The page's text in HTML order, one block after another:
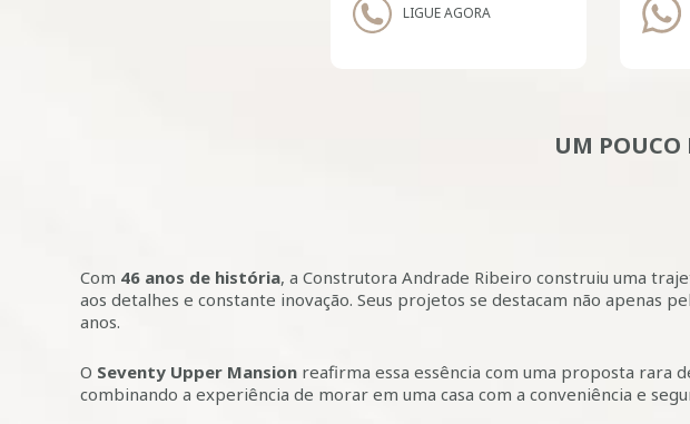
LIGUE AGORA
UM POUCO
Com 46 anos de história, a Construtora Andrade Ribeiro construiu uma
aos detalhes e constante inovação. Seus projetos se destacam não apenas
anos.
O Seventy Upper Mansion reafirma essa essência com uma proposta rara
combinando a experiência de morar em uma casa com a conveniência e